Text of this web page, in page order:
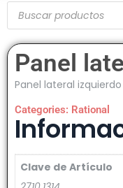
Panel
Panel lateral izquierdo
Categories: Rational
Clave de Artículo